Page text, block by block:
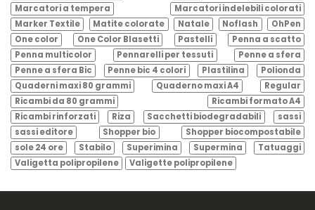
Marcatori a tempera
Marcatori indelebili colorati
Marker Textile
Matite colorate Natale Noflash
OhPen
One color
One Color Blasetti Pastelli
Penna a scatto
Penna multicolor
Pennarelli per tessuti
Penne a sfera
Penne a sfera Bic
Penne bic 4 colori Plastilina
Polionda
Quaderni maxi 80 grammi
Quaderno maxi A4
Regular
Ricambi da 80 grammi
Ricambi formato A4
Ricambi rinforzati
Riza Sacchetti biodegradabili
sassi
sassi editore
Shopper bio
Shopper biocompostabile
sole 24 ore
Stabilo Superimina Supermina
Tatuaggi
Valigetta polipropilene
Valigette polipropilene